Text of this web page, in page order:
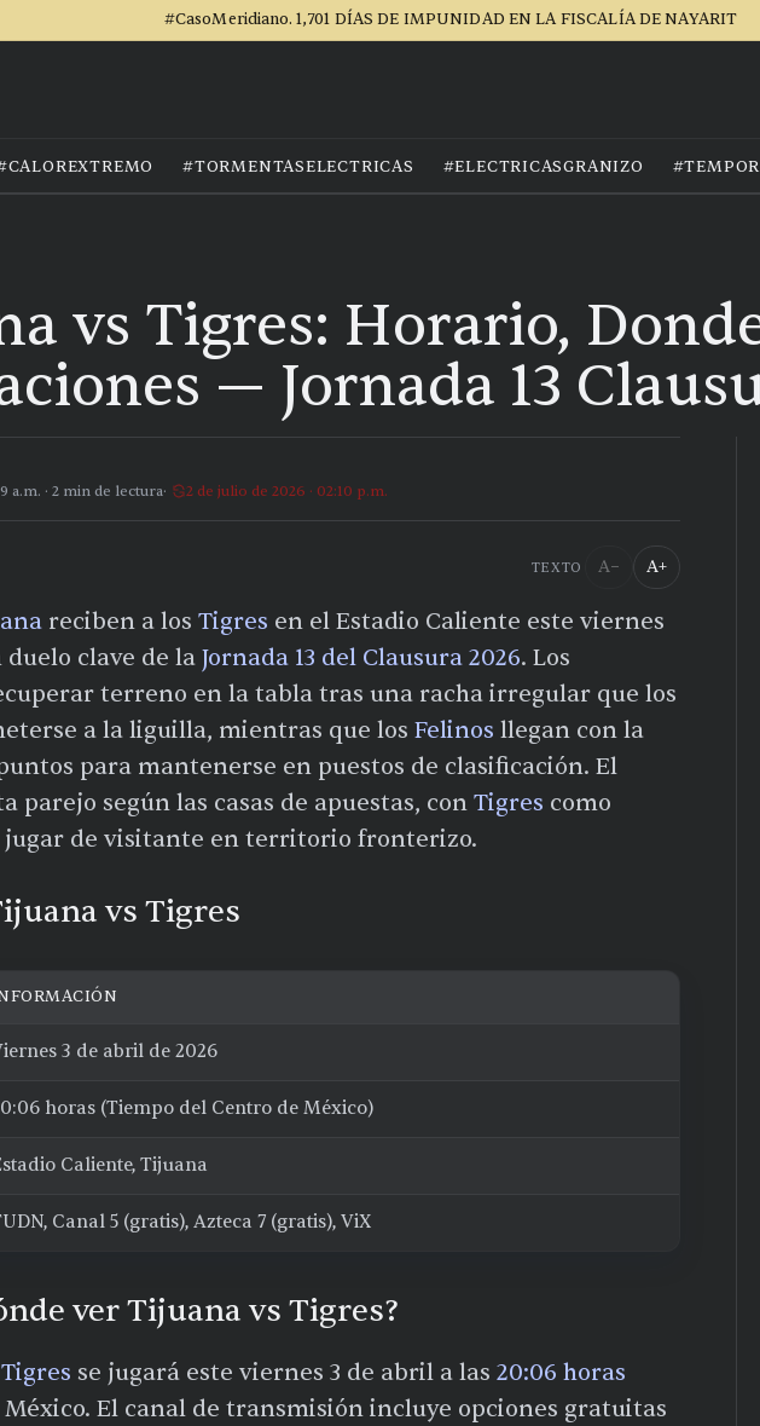
#CasoMeridiano. 1,701 DÍAS DE IMPUNIDAD EN LA FISCALÍA DE NAYARIT
#TORMENTASELECTRICAS #ELECTRICASGRANIZO
vs Tigres: Horario,
— Jornada 13
a.m. · 2 min de lectura 2 de julio de 2026 · 02:10 p.m.
TEXTO A− A+
reciben a los Tigres en el Estadio Caliente este viernes
clave de la Jornada 13 del Clausura 2026. Los
terreno en la tabla tras una racha irregular que los
a la liguilla, mientras que los Felinos llegan con la
para mantenerse en puestos de clasificación. El
parejo según las casas de apuestas, con Tigres como
jugar de visitante en territorio fronterizo.
vs Tigres
3 de abril de 2026
horas (Tiempo del Centro de México)
Caliente, Tijuana
Canal 5 (gratis), Azteca 7 (gratis), ViX
ver Tijuana vs Tigres?
se jugará este viernes 3 de abril a las 20:06 horas
El canal de transmisión incluye opciones gratuitas